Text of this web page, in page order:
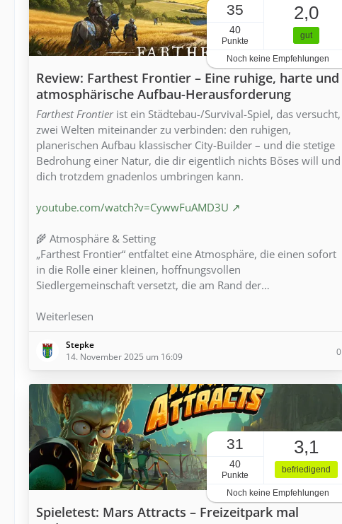
35
40
Punkte
2,0
gut
Noch keine Empfehlungen
Review: Farthest Frontier – Eine ruhige, harte und
atmosphärische Aufbau-Herausforderung
Farthest Frontierist ein Städtebau-/Survival-Spiel, das versucht,
zwei Welten miteinander zu verbinden: den ruhigen,
planerischen Aufbau klassischer City-Builder – und die stetige
Bedrohung einer Natur, die dir eigentlich nichts Böses will und
dich trotzdem gnadenlos umbringen kann.
youtube.com/watch?v=CywwFuAMD3U
🌾 Atmosphäre & Setting
„Farthest Frontier“ entfaltet eine Atmosphäre, die einen sofort
in die Rolle einer kleinen, hoffnungsvollen
Siedlergemeinschaft versetzt, die am Rand der…
Weiterlesen
Stepke
14. November 2025 um 16:09
0
31
40
Punkte
3,1
befriedigend
Noch keine Empfehlungen
Spieletest: Mars Attracts – Freizeitpark mal